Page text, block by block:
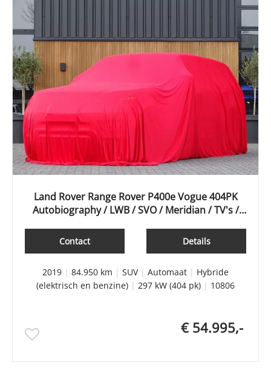
Land Rover Range Rover P400e Vogue 404PK
Autobiography / LWB / SVO / Meridian / TV's /
Details
Contact
2019 | 84.950 km | SUV| Automaat | Hybride
(elektrisch en benzine) | 297 kW (404 pk) | 10806
€ 54.995,-